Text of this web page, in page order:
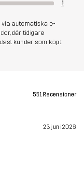
1
automatiska e-
där tidigare
kunder som köpt
551 Recensioner
23 juni 2026